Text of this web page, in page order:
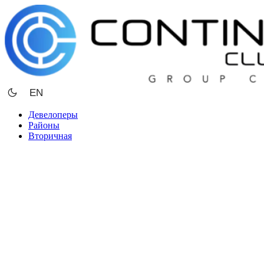
Перейти
содержимому
EN
Девелоперы
Районы
Вторичная